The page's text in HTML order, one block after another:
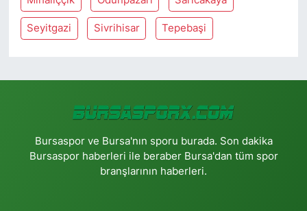
Seyitgazi Sivrihisar Tepebaşi
Bursaspor ve Bursa'nın sporu burada. Son dakika
Bursaspor haberleri ile beraber Bursa'dan tüm spor
branşlarının haberleri.